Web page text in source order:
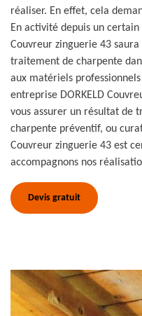
réaliser. En effet, cela
En activité depuis un
Couvreur zinguerie 43
traitement de charpente
aux matériels
entreprise DORKELD
vous assurer un résultat de
charpente préventif, ou
Couvreur zinguerie 43 est
accompagnons nos
Devis gratuit